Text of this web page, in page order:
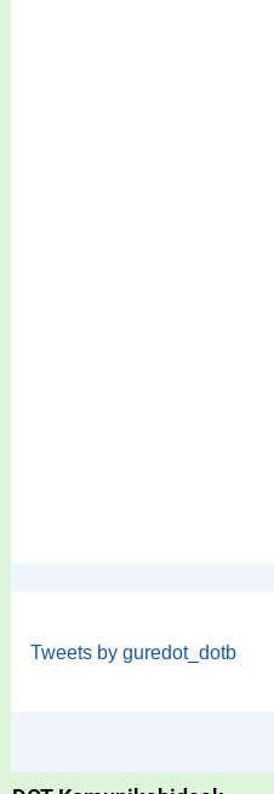
Tweets by guredot_dotb